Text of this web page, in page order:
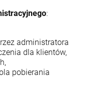
:
administratora
dla klientów,
pobierania